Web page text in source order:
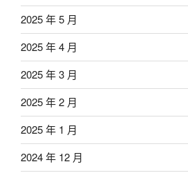
2025 年 5 月
2025 年 4 月
2025 年 3 月
2025 年 2 月
2025 年 1 月
2024 年 12 月